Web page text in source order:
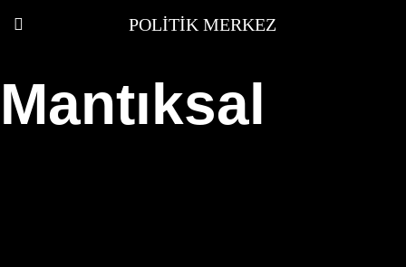
POLITIK MERKEZ
Mantıksal